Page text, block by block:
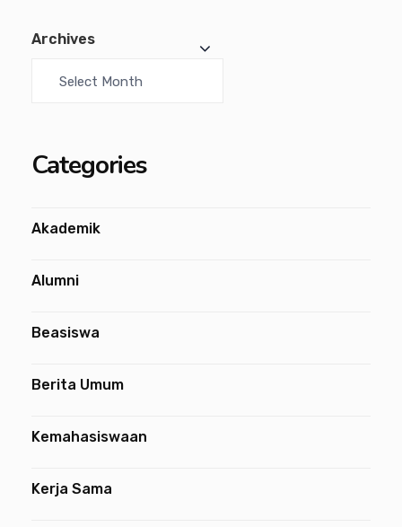
Archives
Categories
Akademik
Alumni
Beasiswa
Berita Umum
Kemahasiswaan
Kerja Sama